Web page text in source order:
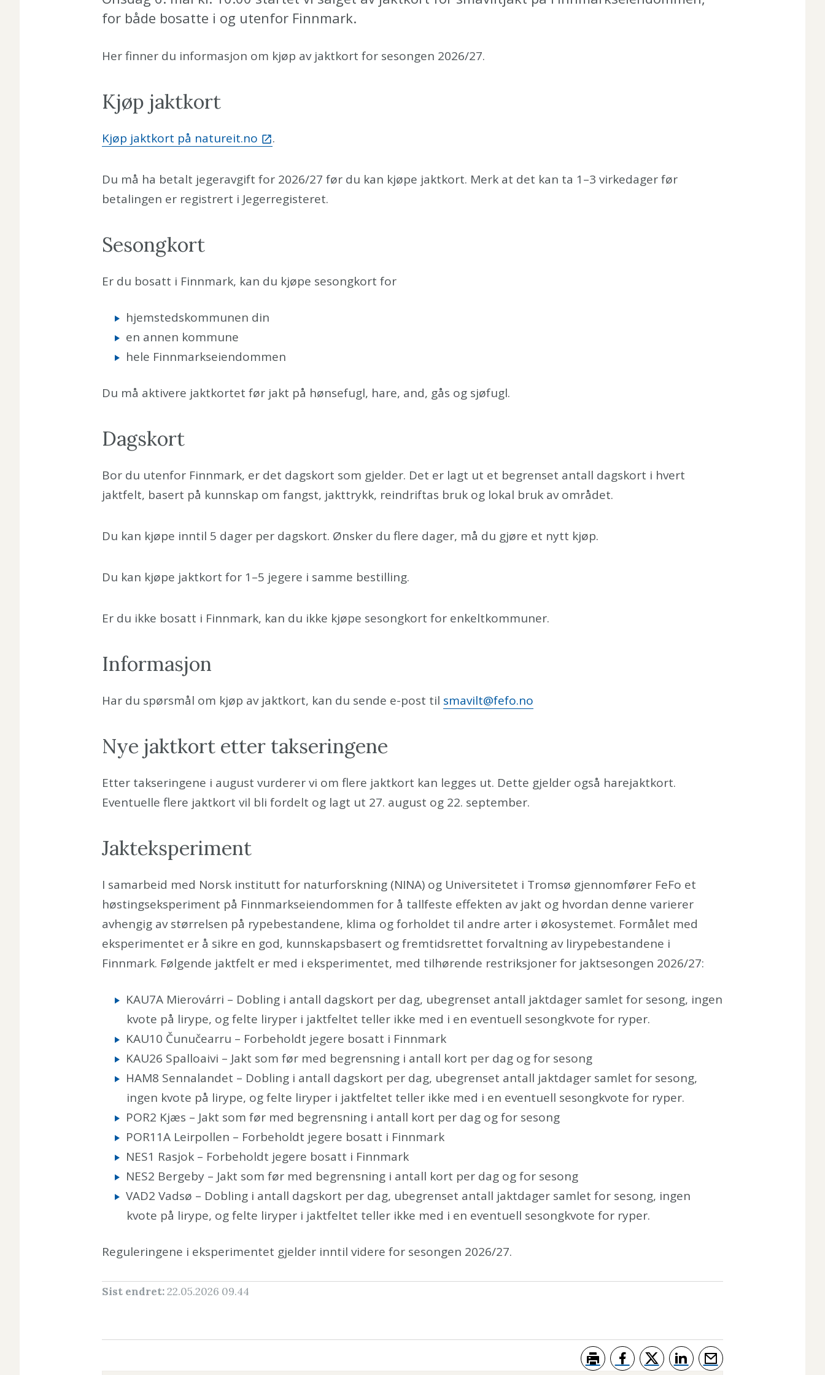
for både bosatte i og utenfor Finnmark.
Her finner du informasjon om kjøp av jaktkort for sesongen 2026/27.
Kjøp jaktkort
Kjøp jaktkort på natureit.no .
Du må ha betalt jegeravgift for 2026/27 før du kan kjøpe jaktkort. Merk at det kan ta 1–3 virkedager før
betalingen er registrert i Jegerregisteret.
Sesongkort
Er du bosatt i Finnmark, kan du kjøpe sesongkort for
hjemstedskommunen din
en annen kommune
hele Finnmarkseiendommen
Du må aktivere jaktkortet før jakt på hønsefugl, hare, and, gås og sjøfugl.
Dagskort
Bor du utenfor Finnmark, er det dagskort som gjelder. Det er lagt ut et begrenset antall dagskort i hvert
jaktfelt, basert på kunnskap om fangst, jakttrykk, reindriftas bruk og lokal bruk av området.
Du kan kjøpe inntil 5 dager per dagskort. Ønsker du flere dager, må du gjøre et nytt kjøp.
Du kan kjøpe jaktkort for 1–5 jegere i samme bestilling.
Er du ikke bosatt i Finnmark, kan du ikke kjøpe sesongkort for enkeltkommuner.
Informasjon
Har du spørsmål om kjøp av jaktkort, kan du sende e-post til smavilt@fefo.no
Nye jaktkort etter takseringene
Etter takseringene i august vurderer vi om flere jaktkort kan legges ut. Dette gjelder også harejaktkort.
Eventuelle flere jaktkort vil bli fordelt og lagt ut 27. august og 22. september.
Jakteksperiment
I samarbeid med Norsk institutt for naturforskning (NINA) og Universitetet i Tromsø gjennomfører FeFo et
høstingseksperiment på Finnmarkseiendommen for å tallfeste effekten av jakt og hvordan denne varierer
avhengig av størrelsen på rypebestandene, klima og forholdet til andre arter i økosystemet. Formålet med
eksperimentet er å sikre en god, kunnskapsbasert og fremtidsrettet forvaltning av lirypebestandene i
Finnmark. Følgende jaktfelt er med i eksperimentet, med tilhørende restriksjoner for jaktsesongen 2026/27:
KAU7A Mierovárri – Dobling i antall dagskort per dag, ubegrenset antall jaktdager samlet for sesong, ingen
kvote på lirype, og felte liryper i jaktfeltet teller ikke med i en eventuell sesongkvote for ryper.
KAU10 Čunučearru – Forbeholdt jegere bosatt i Finnmark
KAU26 Spalloaivi – Jakt som før med begrensning i antall kort per dag og for sesong
HAM8 Sennalandet – Dobling i antall dagskort per dag, ubegrenset antall jaktdager samlet for sesong,
ingen kvote på lirype, og felte liryper i jaktfeltet teller ikke med i en eventuell sesongkvote for ryper.
POR2 Kjæs – Jakt som før med begrensning i antall kort per dag og for sesong
POR11A Leirpollen – Forbeholdt jegere bosatt i Finnmark
NES1 Rasjok – Forbeholdt jegere bosatt i Finnmark
NES2 Bergeby – Jakt som før med begrensning i antall kort per dag og for sesong
VAD2 Vadsø – Dobling i antall dagskort per dag, ubegrenset antall jaktdager samlet for sesong, ingen
kvote på lirype, og felte liryper i jaktfeltet teller ikke med i en eventuell sesongkvote for ryper.
Reguleringene i eksperimentet gjelder inntil videre for sesongen 2026/27.
Sist endret 22.05.2026 09.44